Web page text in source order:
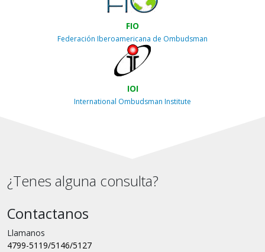
FIO
Federación Iberoamericana de Ombudsman
IOI
International Ombudsman Institute
¿Tenes alguna consulta?
Contactanos
Llamanos
4799-5119/5146/5127